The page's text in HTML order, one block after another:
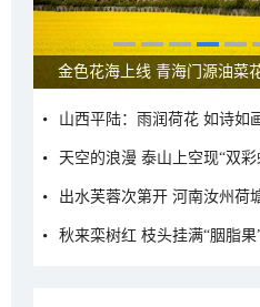
金色花海上线 青海门源油菜
山西平陆：雨润荷花 如诗如
天空的浪漫 泰山上空现“双彩
出水芙蓉次第开 河南汝州荷
秋来栾树红 枝头挂满“胭脂果